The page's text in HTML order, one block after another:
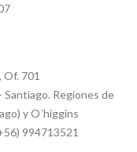
701
Regiones de
y O´higgins
994713521